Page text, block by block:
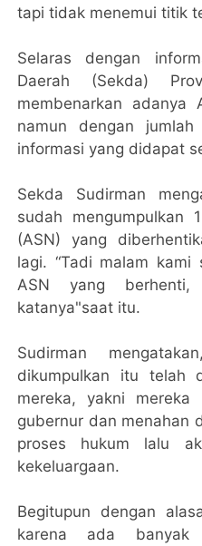
tapi tidak menemui titik
Selaras dengan
Daerah (Sekda)
membenarkan adanya
namun dengan
informasi yang didapat
Sekda Sudirman
sudah mengumpulkan
(ASN) yang
lagi. “Tadi malam kami
ASN yang
katanya"saat itu.
Sudirman
dikumpulkan itu telah
mereka, yakni mereka
gubernur dan menahan
proses hukum lalu
kekeluargaan.
Begitupun dengan
karena ada banyak